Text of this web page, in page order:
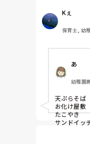
Kぇ
保育士, 幼
あ
幼稚園
天ぷらそば
お化け屋敷
たこやき
サンドイッ